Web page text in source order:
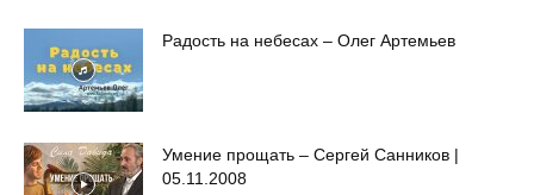
Радость на небесах – Олег Артемьев
Умение прощать – Сергей Санников |
05.11.2008